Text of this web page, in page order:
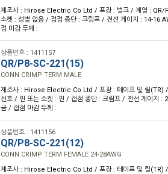
제조사 : Hirose Electric Co Ltd / 포장 : 벌크 / 계열 : QR/
소켓 : 성별 없음 / 접점 종단 : 크림프 / 전선 게이지 : 14-16
점 마감 두께 :
상품번호 : 1411157
QR/P8-SC-221(15)
CONN CRIMP TERM MALE
제조사 : Hirose Electric Co Ltd / 포장 : 테이프 및 릴(TR)
신호 / 핀 또는 소켓 : 핀 / 접점 종단 : 크림프 / 전선 게이지 :
금 / 접점 마감 두께 :
상품번호 : 1411156
QR/P8-SC-221(12)
CONN CRIMP TERM FEMALE 24-28AWG
제조사 : Hirose Electric Co Ltd / 포장 : 테이프 및 릴(TR)